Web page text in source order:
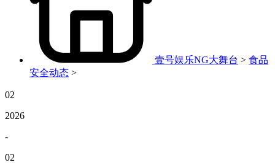
壹号娱乐NG大舞台 > 食品
安全动态 >
02
2026
-
02